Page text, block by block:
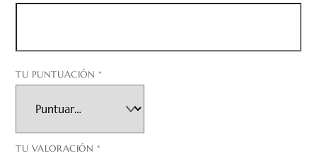
TU PUNTUACIÓN *
TU VALORACIÓN *